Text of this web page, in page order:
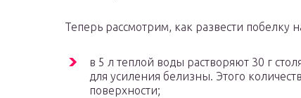
Теперь рассмотрим, как развести побелку
в 5 л теплой воды растворяют 30 г
для усиления белизны. Этого
поверхности;